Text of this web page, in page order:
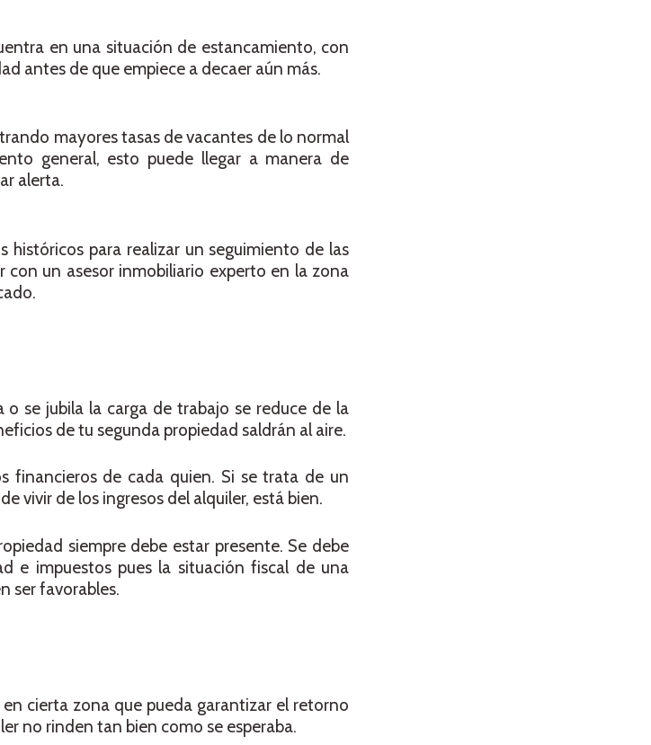
en una situación de estancamiento, con
antes de que empiece a decaer aún más.
mayores tasas de vacantes de lo normal
general, esto puede llegar a manera de
alerta.
históricos para realizar un seguimiento de las
con un asesor inmobiliario experto en la zona
se jubila la carga de trabajo se reduce de la
de tu segunda propiedad saldrán al aire.
financieros de cada quien. Si se trata de un
vivir de los ingresos del alquiler, está bien.
siempre debe estar presente. Se debe
e impuestos pues la situación fiscal de una
ser favorables.
cierta zona que pueda garantizar el retorno
no rinden tan bien como se esperaba.